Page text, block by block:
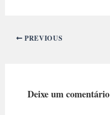
PREVIOUS
Deixe um comentário